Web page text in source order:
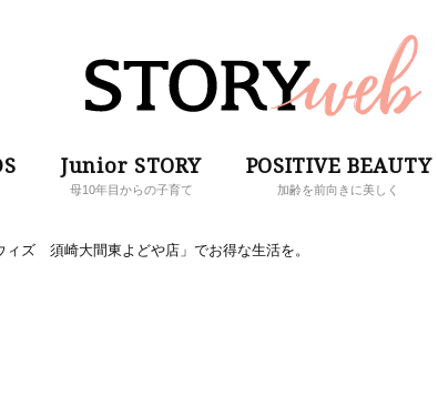
Junior STORY
母10年目からの子育て
POSITIVE BEAUTY
加齢を前向きに美しく
ズ 須崎大間東よどや店」でお得な生活を。